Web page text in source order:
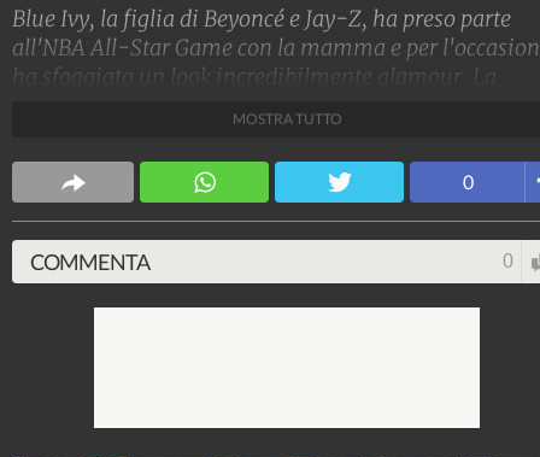
Blue Ivy, la figlia di Beyoncé e Jay-Z, ha preso parte
all'NBA All-Star Game con la mamma e per
ha sfoggiato un look incredibilmente glamour. La
stivaletti con il tacco.
1.515.177.920-1.957 video-138.074 foto
MOSTRA TUTTO
0
COMMENTA 0